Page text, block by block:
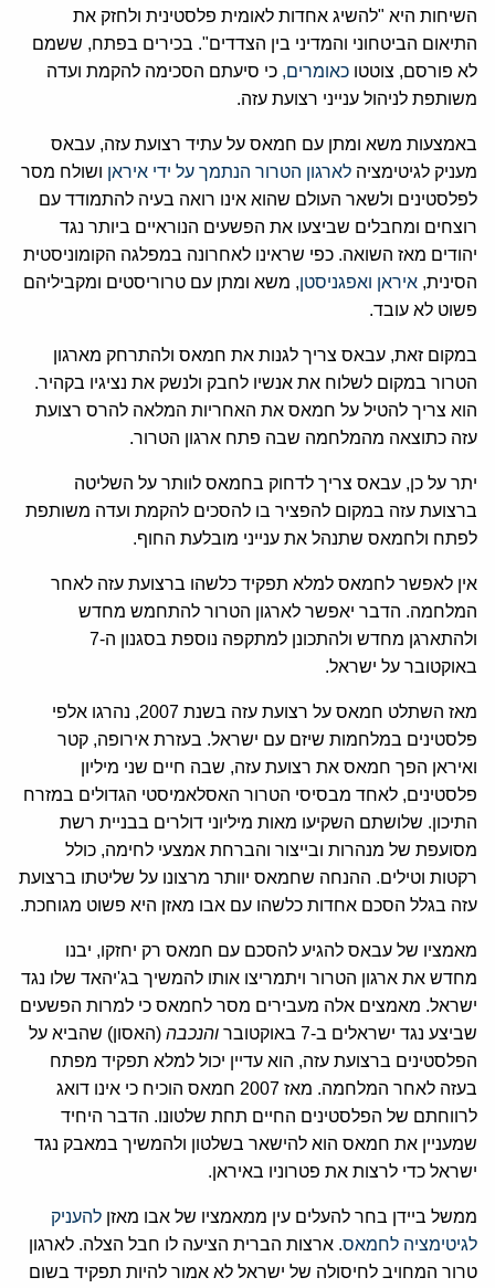
השיחות היא "להשיג אחדות לאומית פלסטינית ולחזק את
התיאום הביטחוני והמדיני בין הצדדים". בכירים בפתח, ששמם
לא פורסם, צוטטו ‏ ‏כאומרים,‏ ‏ כי סיעתם הסכימה להקמת ועדה
משותפת לניהול ענייני רצועת עזה.‏
‏באמצעות משא ומתן עם חמאס על עתיד רצועת עזה, עבאס
מעניק לגיטימציה לארגון הטרור הנתמך על ידי איראן ושולח מסר
לפלסטינים ולשאר העולם שהוא אינו רואה בעיה להתמודד עם
רוצחים ומחבלים שביצעו את הפשעים הנוראיים ביותר נגד
יהודים מאז השואה. כפי שראינו לאחרונה במפלגה הקומוניסטית
הסינית, ‏ ‏איראן‏ ‏ואפגניסטן‏‏, משא ומתן עם טרוריסטים ומקביליהם
פשוט לא עובד.‏
‏במקום זאת, עבאס צריך לגנות את חמאס ולהתרחק מארגון
הטרור במקום לשלוח את אנשיו לחבק ולנשק את נציגיו בקהיר.
הוא צריך להטיל על חמאס את האחריות המלאה להרס רצועת
עזה כתוצאה מהמלחמה שבה פתח ארגון הטרור.‏
‏יתר על כן, עבאס צריך לדחוק בחמאס לוותר על השליטה
ברצועת עזה במקום להפציר בו להסכים להקמת ועדה משותפת
לפתח ולחמאס שתנהל את ענייני מובלעת החוף.‏
‏אין לאפשר לחמאס למלא תפקיד כלשהו ברצועת עזה לאחר
המלחמה. הדבר יאפשר לארגון הטרור להתחמש מחדש
ולהתארגן מחדש ולהתכונן למתקפה נוספת בסגנון ה-7
באוקטובר על ישראל.‏
‏מאז השתלט חמאס על רצועת עזה בשנת 2007, נהרגו אלפי
פלסטינים במלחמות שיזם עם ישראל. בעזרת ‏‏אירופה‏‏, ‏‏קטר‏‏
‏‏ואיראן‏‏ הפך חמאס את רצועת עזה, שבה חיים שני מיליון
פלסטינים, לאחד מבסיסי הטרור האסלאמיסטי הגדולים במזרח
התיכון. שלושתם השקיעו מאות מיליוני דולרים בבניית רשת
מסועפת של מנהרות ובייצור והברחת אמצעי לחימה, כולל
רקטות וטילים. ההנחה שחמאס יוותר מרצונו על שליטתו ברצועת
עזה בגלל הסכם אחדות כלשהו עם אבו מאזן היא פשוט מגוחכת.‏
‏מאמציו של עבאס להגיע להסכם עם חמאס רק יחזקו, יבנו
מחדש את ארגון הטרור ויתמריצו אותו להמשיך בג'יהאד שלו נגד
ישראל. מאמצים אלה מעבירים מסר לחמאס כי למרות הפשעים
שביצע נגד ישראלים ב-7 באוקטובר ‏
‏והנכבה‏ ‏ (האסון) שהביא על
הפלסטינים ברצועת עזה, הוא עדיין יכול למלא תפקיד מפתח
בעזה לאחר המלחמה. מאז 2007 חמאס הוכיח כי אינו דואג
לרווחתם של הפלסטינים החיים תחת שלטונו. הדבר היחיד
שמעניין את חמאס הוא להישאר בשלטון ולהמשיך במאבק נגד
ישראל כדי לרצות את פטרוניו באיראן.‏
‏ממשל ביידן בחר להעלים עין ממאמציו של אבו מאזן להעניק
לגיטימציה לחמאס. ארצות הברית הציעה לו חבל הצלה. לארגון
טרור המחויב לחיסולה של ישראל לא אמור להיות תפקיד בשום